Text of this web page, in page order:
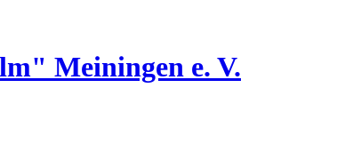
Meiningen e. V.